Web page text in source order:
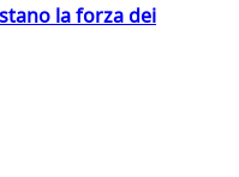
la forza dei